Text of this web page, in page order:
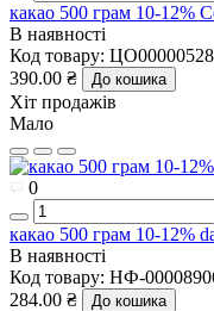
какао 500 грам 10-12%
В наявності
Код товару:
390.00 ₴
До кошика
Хіт продажів
Мало
0
какао 500 грам 10-12%
В наявності
Код товару: НФ-
284.00 ₴
До кошика